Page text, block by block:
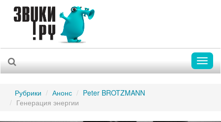
Рубрики Анонс
Peter BROTZMANN
Генерация энергии